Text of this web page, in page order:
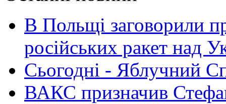
В Польщі заговорили
російських ракет над
Сьогодні - Яблучний
ВАКС призначив